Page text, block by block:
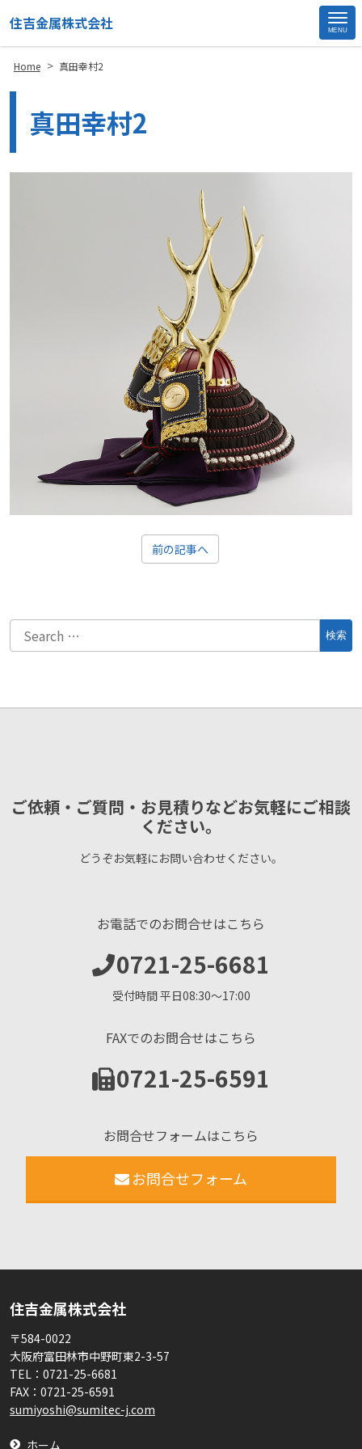
住吉金属株式会社 MENU
Home > 真田幸村2
真田幸村2
前の記事へ
ご依頼・ご質問・お見積りなどお気軽にご相談
ください。
どうぞお気軽にお問い合わせください。
お電話でのお問合せはこちら
0721-25-6681
受付時間 平日08:30〜17:00
FAXでのお問合せはこちら
0721-25-6591
お問合せフォームはこちら
お問合せフォーム
S
F
o
住吉金属株式会社
〒584-0022
大阪府富田林市中野町東2-3-57
TEL： 0721-25-6681
FAX： 0721-25-6591
sumiyoshi@sumitec-j.com
ホーム